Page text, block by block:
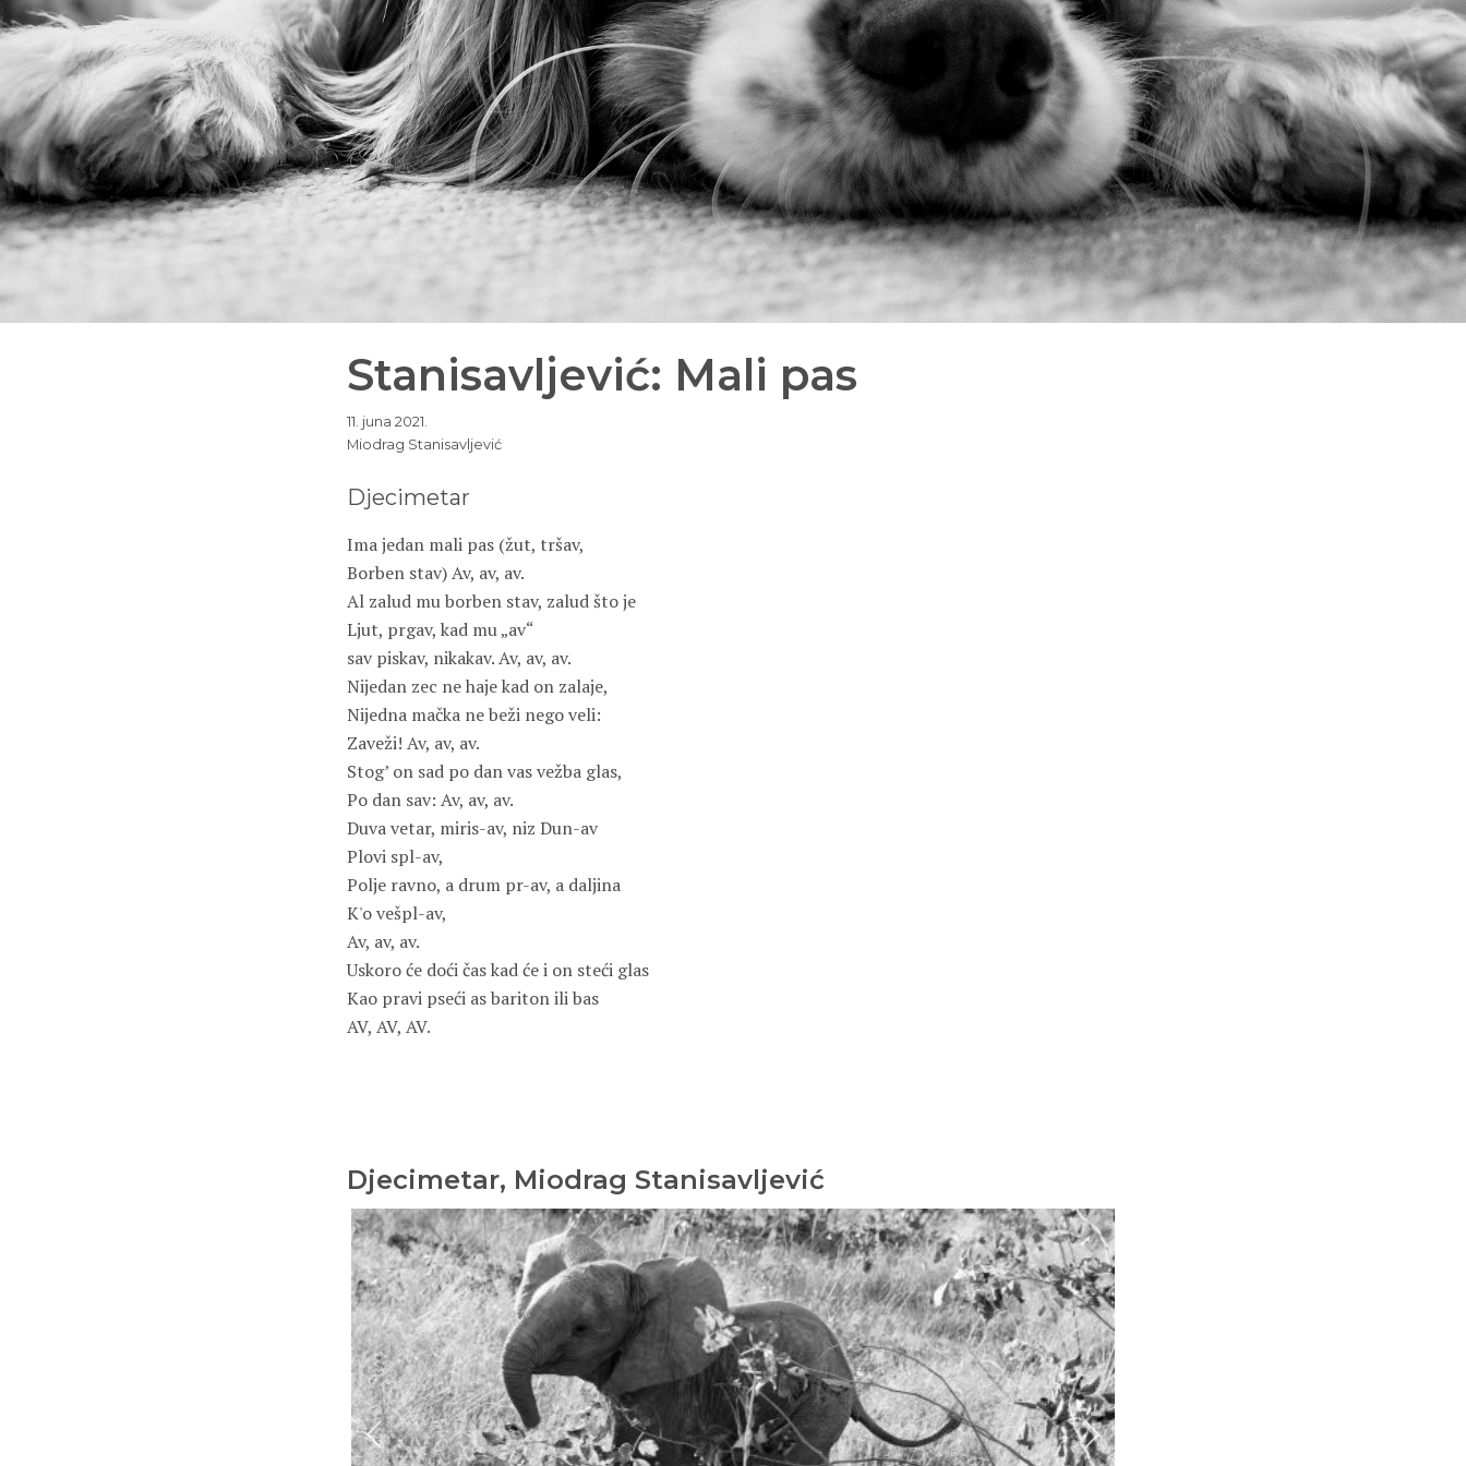
Stanisavljević: Mali pas
11. juna 2021.
Miodrag Stanisavljević
Djecimetar
Ima jedan mali pas (žut, tršav,
Borben stav) Av, av, av.
Al zalud mu borben stav, zalud što je
Ljut, prgav, kad mu „av“
sav piskav, nikakav. Av, av, av.
Nijedan zec ne haje kad on zalaje,
Nijedna mačka ne beži nego veli:
Zaveži! Av, av, av.
Stog’ on sad po dan vas vežba glas,
Po dan sav: Av, av, av.
Duva vetar, miris-av, niz Dun-av
Plovi spl-av,
Polje ravno, a drum pr-av, a daljina
K'o vešpl-av,
Av, av, av.
Uskoro će doći čas kad će i on steći glas
Kao pravi pseći as bariton ili bas
AV, AV, AV.
Djecimetar, Miodrag Stanisavljević